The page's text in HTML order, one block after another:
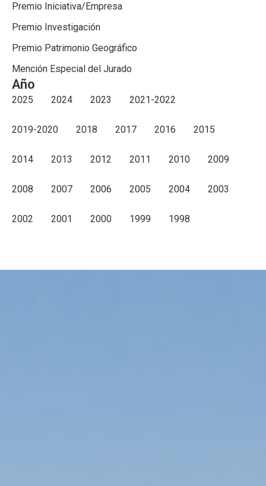
Premio Iniciativa/Empresa
Premio Investigación
Premio Patrimonio Geográfico
Mención Especial del Jurado
Año
2025 2024 2023 2021-2022
2019-2020 2018 2017 2016 2015
2014 2013 2012 2011 2010 2009
2008 2007 2006 2005 2004 2003
2002 2001 2000 1999 1998